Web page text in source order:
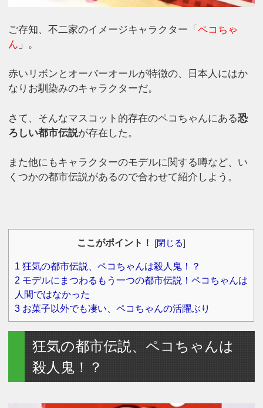
ご存知、不二家のイメージキャラクター「ペコちゃ
ん 」 。
赤いリボンとオーバーオールが特徴の、日本人にはか
なりお馴染みのキャラクターだ。
さて、そんなマスコット的存在のペコちゃんにある恐
ろしい都市伝説が存在した。
また他にもキャラクターのモデルに関する噂など、い
くつかの都市伝説があるので合わせて紹介しよう。
ここがポイント！ [閉じる]
1 狂気の都市伝説、ペコちゃんは殺人鬼！？
2 モデルにまつわるもう一つの都市伝説！ペコちゃんは
人間ではなかった
3 お菓子以外でも凄い、ペコちゃんの活躍ぶり
狂気の都市伝説、ペコちゃんは
殺人鬼！？